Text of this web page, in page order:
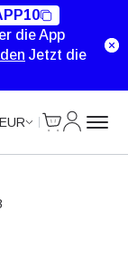
die App
Jetzt die
EUR